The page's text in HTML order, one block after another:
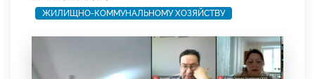
ЖИЛИЩНО-КОММУНАЛЬНОМУ ХОЗЯЙСТВУ